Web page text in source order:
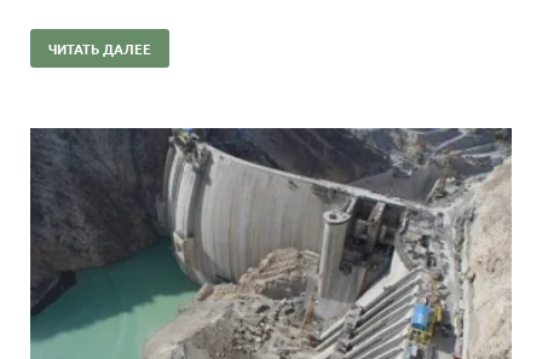
ЧИТАТЬ ДАЛЕЕ